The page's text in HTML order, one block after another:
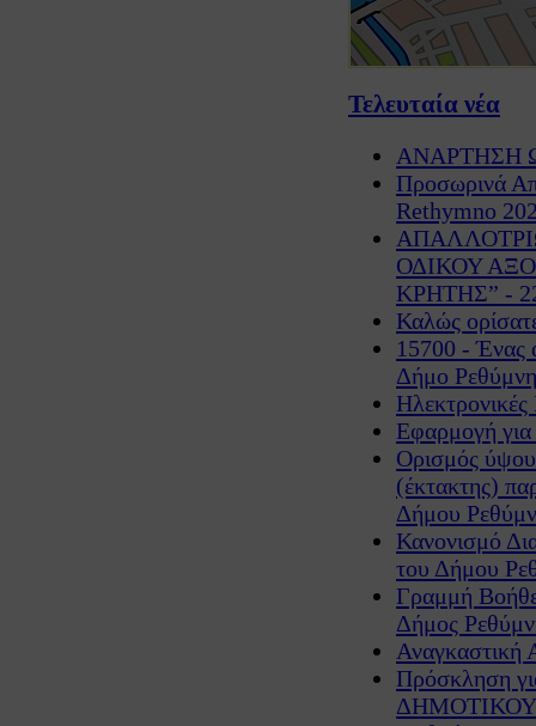
Τελευταία νέα
ΑΝΑΡΤΗΣΗ
Προσωρινά
Rethymno
ΟΔΙΚΟΥ
ΚΡΗΤΗΣ” -
Καλώς
15700 - Ένας
Δήμο
Εφαρμογή
Ορισμός
(έκτακτης)
Δήμου
Κανονισμό
του Δήμου
Γραμμή
Δήμος
Αναγκαστική
Πρόσκληση